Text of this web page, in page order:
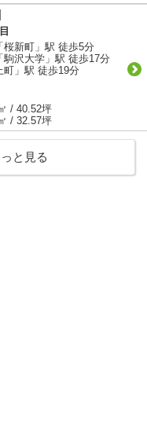
桜新町」駅 徒歩5分
沢大学」駅 徒歩17分
町」駅 徒歩19分
/ 40.52坪
/ 32.57坪
と見る